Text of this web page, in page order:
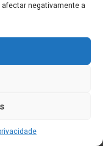
negativamente a